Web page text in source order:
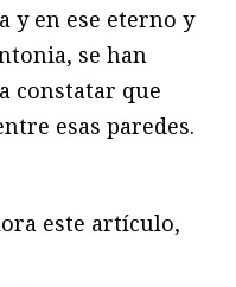
y en ese eterno y
se han
constatar que
esas paredes.
este artículo,